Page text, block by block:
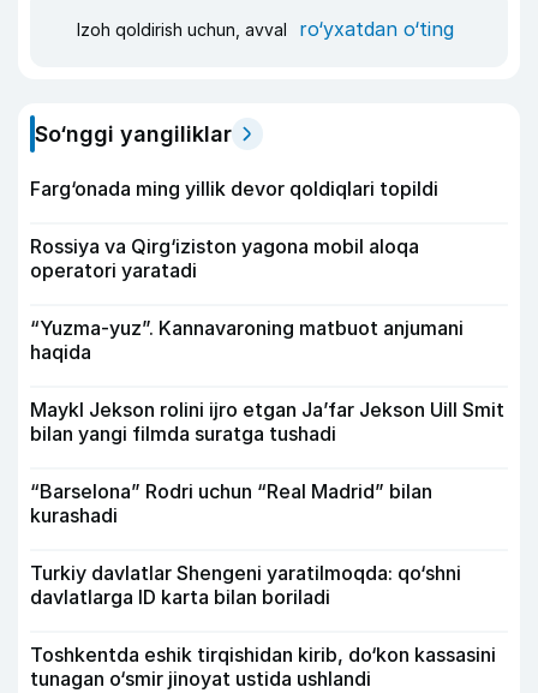
Izoh qoldirish uchun, avval ro‘yxatdan o‘ting
So‘nggi yangiliklar
Farg‘onada ming yillik devor qoldiqlari topildi
Rossiya va Qirg‘iziston yagona mobil aloqa
operatori yaratadi
“Yuzma-yuz”. Kannavaroning matbuot anjumani
haqida
Maykl Jekson rolini ijro etgan Ja’far Jekson Uill Smit
bilan yangi filmda suratga tushadi
“Barselona” Rodri uchun “Real Madrid” bilan
kurashadi
Turkiy davlatlar Shengeni yaratilmoqda: qo‘shni
davlatlarga ID karta bilan boriladi
Toshkentda eshik tirqishidan kirib, do‘kon kassasini
tunagan o‘smir jinoyat ustida ushlandi